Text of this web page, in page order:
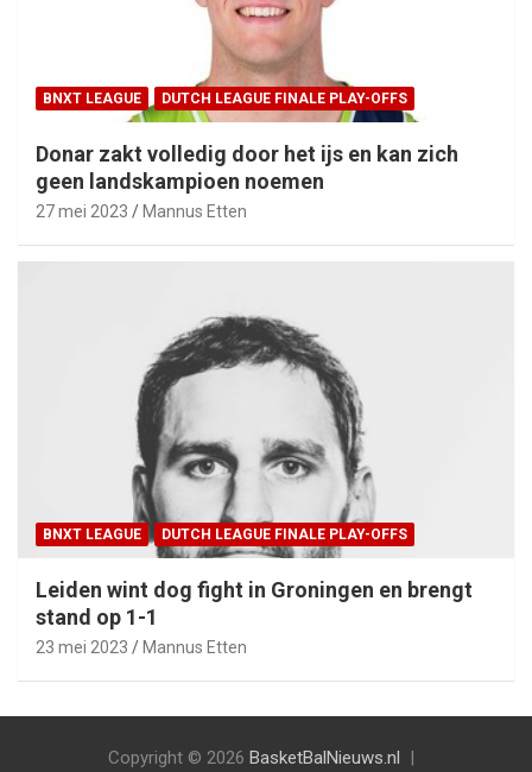
BNXT LEAGUE DUTCH LEAGUE FINALE PLAY-OFFS
Donar zakt volledig door het ijs en kan zich
geen landskampioen noemen
27 mei 2023 Mannus Etten
BNXT LEAGUE DUTCH LEAGUE FINALE PLAY-OFFS
Leiden wint dog fight in Groningen en brengt
stand op 1-1
23 mei 2023 Mannus Etten
Copyright © 2026 BasketBalNieuws.nl